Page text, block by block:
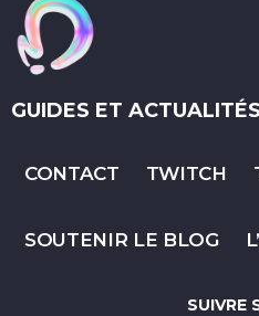
GUIDES ET
CONTACT TWITCH
SOUTENIR LE BLOG
SUIVRE